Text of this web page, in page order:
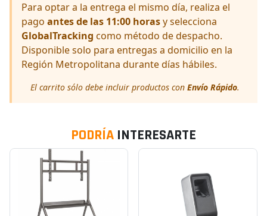
Para optar a la entrega el mismo día, realiza el
pago antes de las 11:00 horasy selecciona
GlobalTracking como método de despacho.
Disponible solo para entregas a domicilio en la
Región Metropolitana durante días hábiles.
El carrito sólo debe incluir productos con Envío Rápido.
PODRÍA INTERESARTE